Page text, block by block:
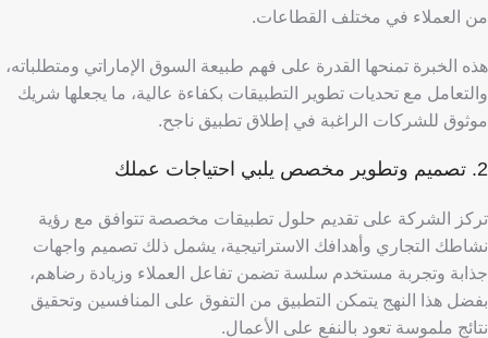
من العملاء في مختلف القطاعات.
هذه الخبرة تمنحها القدرة على فهم طبيعة السوق الإماراتي ومتطلباته،
والتعامل مع تحديات تطوير التطبيقات بكفاءة عالية، ما يجعلها شريك
موثوق للشركات الراغبة في إطلاق تطبيق ناجح.
2. تصميم وتطوير مخصص يلبي احتياجات عملك
تركز الشركة على تقديم حلول تطبيقات مخصصة تتوافق مع رؤية
نشاطك التجاري وأهدافك الاستراتيجية، يشمل ذلك تصميم واجهات
جذابة وتجربة مستخدم سلسة تضمن تفاعل العملاء وزيادة رضاهم،
بفضل هذا النهج يتمكن التطبيق من التفوق على المنافسين وتحقيق
نتائج ملموسة تعود بالنفع على الأعمال.